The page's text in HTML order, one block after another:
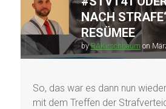
NACH
RESÜMEE
byRAKirschbaumon
So, das war es dann nun
mit dem Treffen der